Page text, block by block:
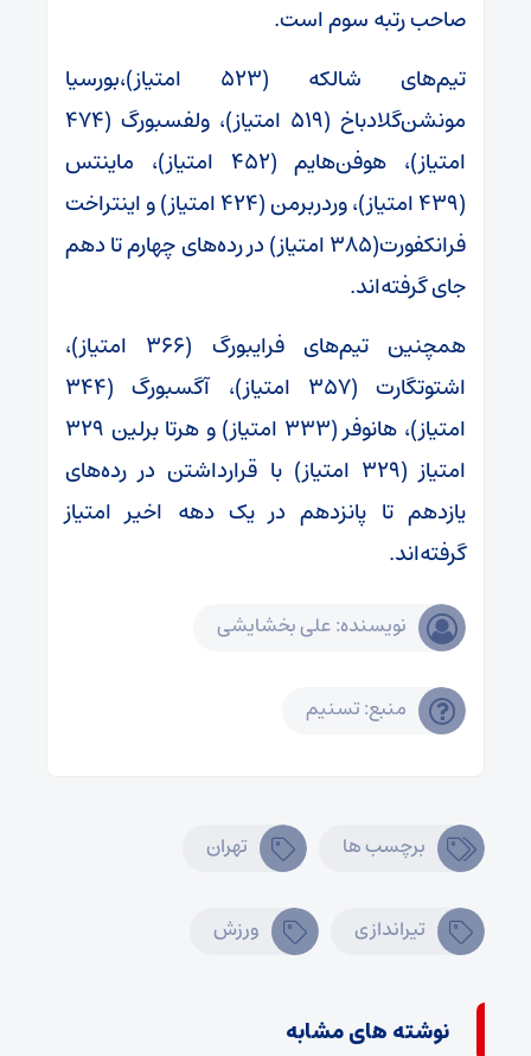
صاحب رتبه سوم است.
تیم‌های شالکه (۵۲۳ امتیاز)،‌بورسیا
مونشن‌گلادباخ (۵۱۹ امتیاز)، ولفسبورگ (۴۷۴
امتیاز)، هوفن‌هایم (۴۵۲ امتیاز)‌، ماینتس
(۴۳۹ امتیاز)، وردربرمن (۴۲۴ امتیاز)‌ و اینتراخت
فرانکفورت(۳۸۵ امتیاز) در رده‌های چهارم تا دهم
جای گرفته‌‌اند.
همچنین تیم‌های فرایبورگ (۳۶۶ امتیاز)،
اشتوتگارت (۳۵۷ امتیاز)‌، آگسبورگ (۳۴۴
امتیاز)، هانوفر (۳۳۳ امتیاز)‌ و هرتا برلین ۳۲۹
امتیاز (۳۲۹ امتیاز) با قرارداشتن در رده‌های
یازدهم تا پانزدهم در یک دهه اخیر امتیاز
گرفته‌اند.
نویسنده: علی بخشایشی
منبع: تسنیم
برچسب ها تهران
تیراندازی ورزش
نوشته های مشابه